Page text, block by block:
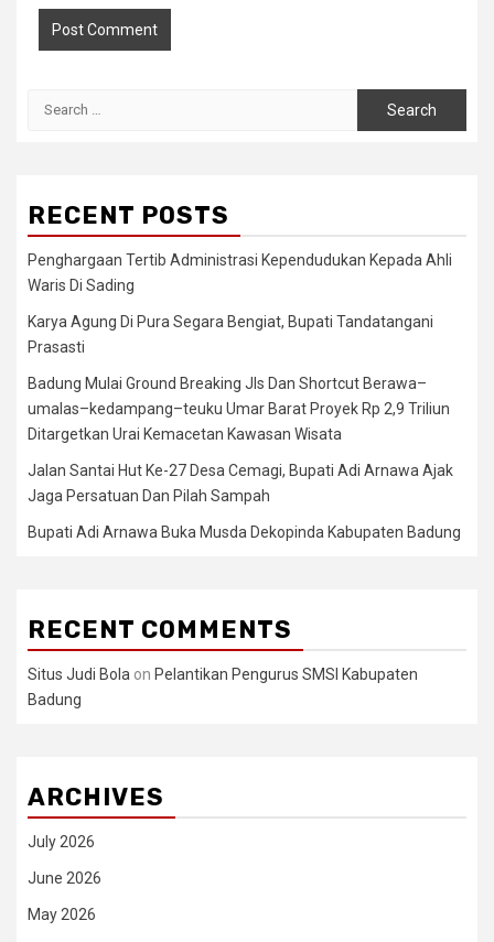
RECENT POSTS
Penghargaan Tertib Administrasi Kependudukan Kepada Ahli
Waris Di Sading
Karya Agung Di Pura Segara Bengiat, Bupati Tandatangani
Prasasti
Badung Mulai Ground Breaking Jls Dan Shortcut Berawa–
umalas–kedampang–teuku Umar Barat Proyek Rp 2,9 Triliun
Ditargetkan Urai Kemacetan Kawasan Wisata
Jalan Santai Hut Ke-27 Desa Cemagi, Bupati Adi Arnawa Ajak
Jaga Persatuan Dan Pilah Sampah
Bupati Adi Arnawa Buka Musda Dekopinda Kabupaten Badung
RECENT COMMENTS
Situs Judi Bola on Pelantikan Pengurus SMSI Kabupaten
Badung
ARCHIVES
July 2026
June 2026
May 2026